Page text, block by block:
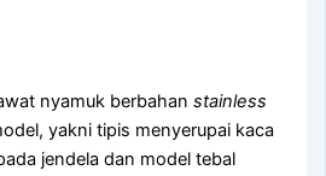
nyamuk berbahanstainless
yakni tipis menyerupai kaca
jendela dan model tebal